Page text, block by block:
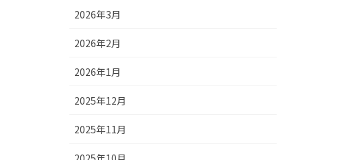
2026年3月
2026年2月
2026年1月
2025年12月
2025年11月